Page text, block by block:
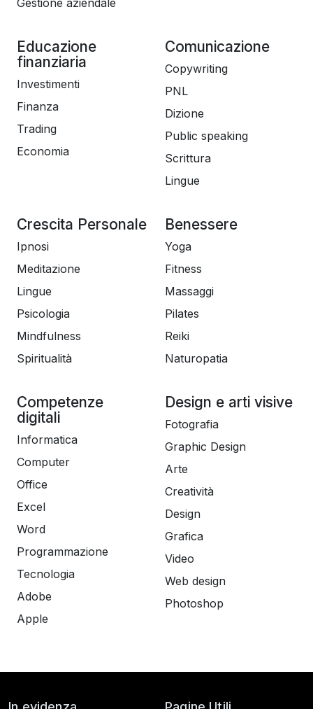
Gestione aziendale
Educazione
finanziaria
Investimenti
Finanza
Trading
Economia
Comunicazione
Copywriting
PNL
Dizione
Public speaking
Scrittura
Lingue
Crescita Personale
Ipnosi
Meditazione
Lingue
Psicologia
Mindfulness
Spiritualità
Benessere
Yoga
Fitness
Massaggi
Pilates
Reiki
Naturopatia
Competenze
digitali
Informatica
Computer
Office
Excel
Word
Programmazione
Tecnologia
Adobe
Apple
Design e arti visive
Fotografia
Graphic Design
Arte
Creatività
Design
Grafica
Video
Web design
Photoshop